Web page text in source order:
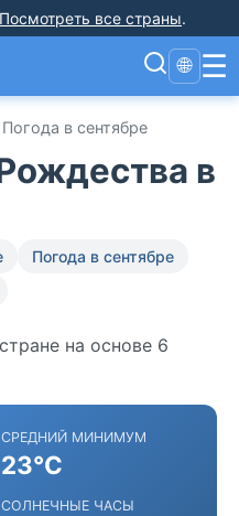
Посмотреть все страны.
🌐 ☰
Погода в сентябре
в
Погода в сентябре
на основе 6
СРЕДНИЙ МИНИМУМ
23°C
СОЛНЕЧНЫЕ ЧАСЫ